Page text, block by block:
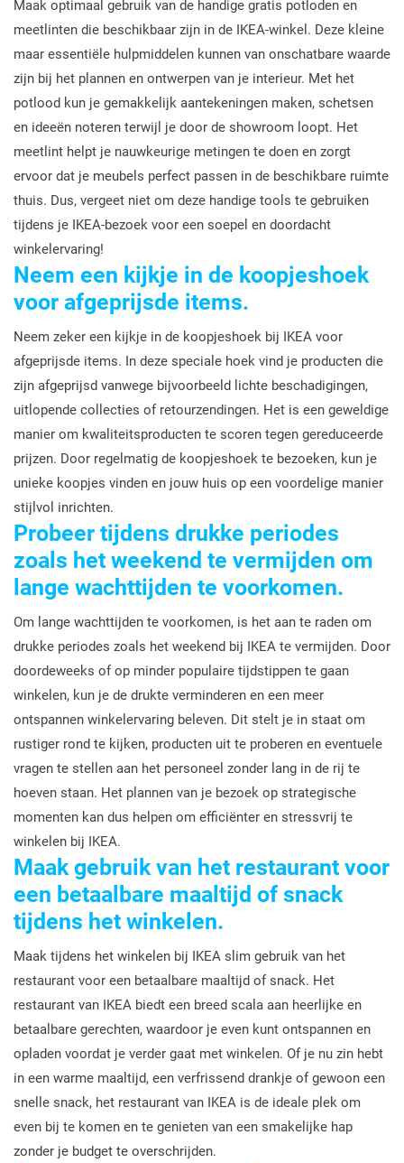
Maak optimaal gebruik van de handige gratis potloden en
meetlinten die beschikbaar zijn in de IKEA-winkel. Deze kleine
maar essentiële hulpmiddelen kunnen van onschatbare waarde
zijn bij het plannen en ontwerpen van je interieur. Met het
potlood kun je gemakkelijk aantekeningen maken, schetsen
en ideeën noteren terwijl je door de showroom loopt. Het
meetlint helpt je nauwkeurige metingen te doen en zorgt
ervoor dat je meubels perfect passen in de beschikbare ruimte
thuis. Dus, vergeet niet om deze handige tools te gebruiken
tijdens je IKEA-bezoek voor een soepel en doordacht
winkelervaring!
Neem een kijkje in de koopjeshoek
voor afgeprijsde items.
Neem zeker een kijkje in de koopjeshoek bij IKEA voor
afgeprijsde items. In deze speciale hoek vind je producten die
zijn afgeprijsd vanwege bijvoorbeeld lichte beschadigingen,
uitlopende collecties of retourzendingen. Het is een geweldige
manier om kwaliteitsproducten te scoren tegen gereduceerde
prijzen. Door regelmatig de koopjeshoek te bezoeken, kun je
unieke koopjes vinden en jouw huis op een voordelige manier
stijlvol inrichten.
Probeer tijdens drukke periodes
zoals het weekend te vermijden om
lange wachttijden te voorkomen.
Om lange wachttijden te voorkomen, is het aan te raden om
drukke periodes zoals het weekend bij IKEA te vermijden. Door
doordeweeks of op minder populaire tijdstippen te gaan
winkelen, kun je de drukte verminderen en een meer
ontspannen winkelervaring beleven. Dit stelt je in staat om
rustiger rond te kijken, producten uit te proberen en eventuele
vragen te stellen aan het personeel zonder lang in de rij te
hoeven staan. Het plannen van je bezoek op strategische
momenten kan dus helpen om efficiënter en stressvrij te
winkelen bij IKEA.
Maak gebruik van het restaurant voor
een betaalbare maaltijd of snack
tijdens het winkelen.
Maak tijdens het winkelen bij IKEA slim gebruik van het
restaurant voor een betaalbare maaltijd of snack. Het
restaurant van IKEA biedt een breed scala aan heerlijke en
betaalbare gerechten, waardoor je even kunt ontspannen en
opladen voordat je verder gaat met winkelen. Of je nu zin hebt
in een warme maaltijd, een verfrissend drankje of gewoon een
snelle snack, het restaurant van IKEA is de ideale plek om
even bij te komen en te genieten van een smakelijke hap
zonder je budget te overschrijden.